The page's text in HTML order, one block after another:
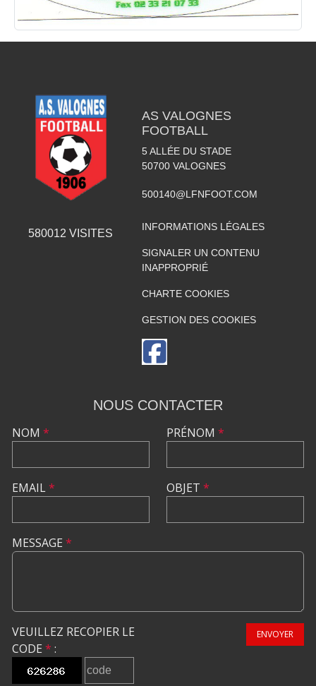
580012 VISITES
AS VALOGNES
FOOTBALL
5 ALLÉE DU STADE
50700 VALOGNES
500140@LFNFOOT.COM
INFORMATIONS LÉGALES
SIGNALER UN CONTENU
INAPPROPRIÉ
CHARTE COOKIES
GESTION DES COOKIES
NOUS CONTACTER
NOM *
EMAIL*
PRÉNOM *
OBJET *
MESSAGE *
VEUILLEZ RECOPIER LE
CODE * :
ENVOYER